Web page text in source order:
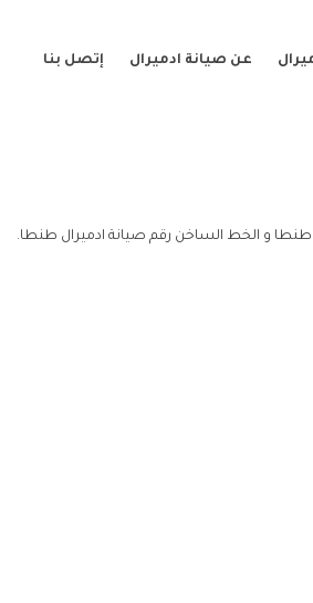
عن صيانة ادميرال إتصل بنا
و الخط الساخن رقم صيانة ادميرال طنطا.